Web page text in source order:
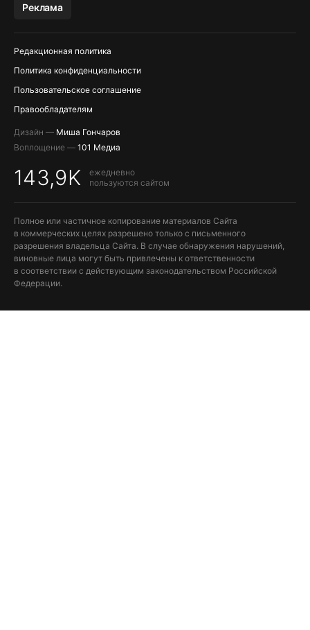
Реклама
Редакционная политика
Политика конфиденциальности
Пользовательское соглашение
Правообладателям
Дизайн — Миша Гончаров
Воплощение — 101 Медиа
143,9K
ежедневно
пользуются сайтом
Полное или частичное копирование материалов Сайта
в коммерческих целях разрешено только с письменного
разрешения владельца Сайта. В случае обнаружения нарушений,
виновные лица могут быть привлечены к ответственности
в соответствии с действующим законодательством Российской
Федерации.